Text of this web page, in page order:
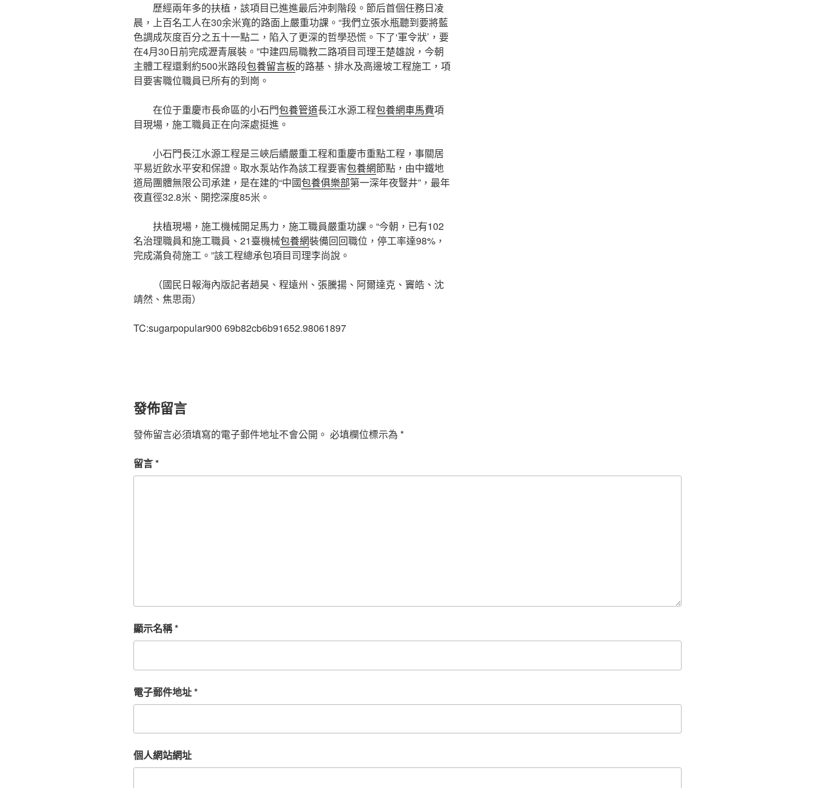
歷經兩年多的扶植，該項目已進進最后沖刺階段。節后首個任務日凌
晨，上百名工人在30余米寬的路面上嚴重功課。“我們立張水瓶聽到要將藍
色調成灰度百分之五十一點二，陷入了更深的哲學恐慌。下了‘軍令狀’，要
在4月30日前完成瀝青展裝。”中建四局職教二路項目司理王楚雄說，今朝
主體工程還剩約500米路段包養留言板的路基、排水及高邊坡工程施工，項
目要害職位職員已所有的到崗。
在位于重慶市長命區的小石門包養管道長江水源工程包養網車馬費項
目現場，施工職員正在向深處挺進。
小石門長江水源工程是三峽后續嚴重工程和重慶市重點工程，事關居
平易近飲水平安和保證。取水泵站作為該工程要害包養網節點，由中鐵地
道局團體無限公司承建，是在建的“中國包養俱樂部第一深年夜豎井”，最年
夜直徑32.8米、開挖深度85米。
扶植現場，施工機械開足馬力，施工職員嚴重功課。“今朝，已有102
名治理職員和施工職員、21臺機械包養網裝備回回職位，停工率達98%，
完成滿負荷施工。”該工程總承包項目司理李尚說。
（國民日報海內版記者趙昊、程遠州、張騰揚、阿爾達克、竇皓、沈
靖然、焦思雨）
TC:sugarpopular900 69b82cb6b91652.98061897
發佈留言
發佈留言必須填寫的電子郵件地址不會公開。 必填欄位標示為 *
留言*
顯示名稱*
電子郵件地址*
個人網站網址